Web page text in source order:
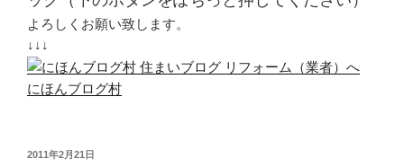
よろしくお願い致します。
↓↓↓
にほんブログ村
投
2011年2月21日